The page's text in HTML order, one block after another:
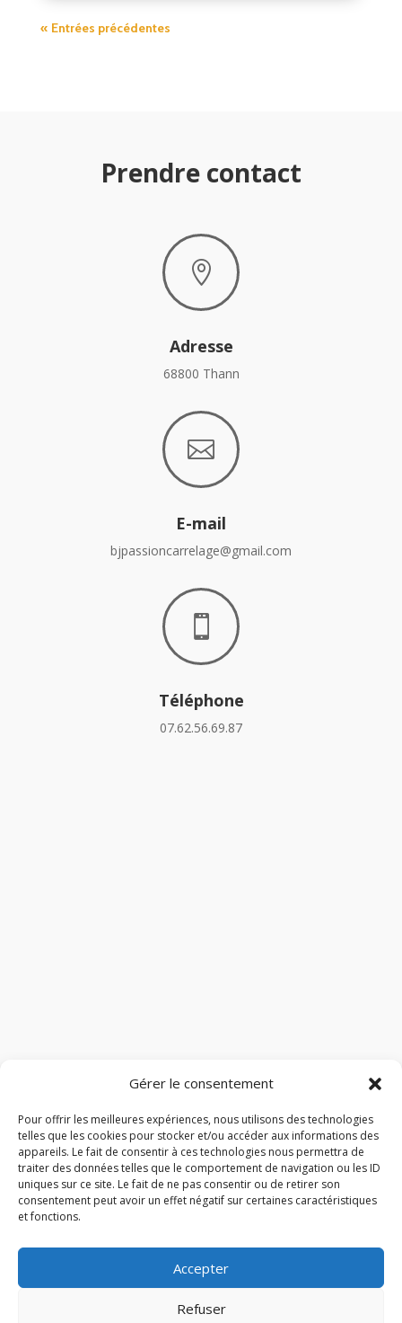
Gérer le consentement
Pour offrir les meilleures expériences, nous utilisons des technologies
telles que les cookies pour stocker et/ou accéder aux informations des
appareils. Le fait de consentir à ces technologies nous permettra de
traiter des données telles que le comportement de navigation ou les ID
uniques sur ce site. Le fait de ne pas consentir ou de retirer son
consentement peut avoir un effet négatif sur certaines caractéristiques
et fonctions.
Accepter
Refuser
« Entrées précédentes
Prendre contact

Adresse
68800 Thann

E-mail
bjpassioncarrelage@gmail.com

Téléphone
07.62.56.69.87